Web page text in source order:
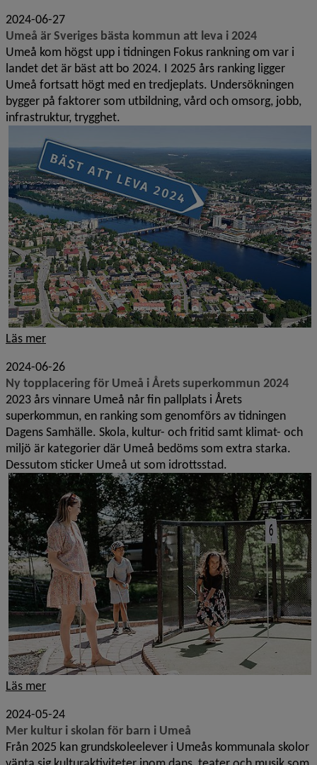
2024-06-27
Umeå är Sveriges bästa kommun att leva i 2024
Umeå kom högst upp i tidningen Fokus rankning om var i
landet det är bäst att bo 2024. I 2025 års ranking ligger
Umeå fortsatt högt med en tredjeplats. Undersökningen
bygger på faktorer som utbildning, vård och omsorg, jobb,
infrastruktur, trygghet.
Läs mer
2024-06-26
Ny topplacering för Umeå i Årets superkommun 2024
2023 års vinnare Umeå når fin pallplats i Årets
superkommun, en ranking som genomförs av tidningen
Dagens Samhälle. Skola, kultur- och fritid samt klimat- och
miljö är kategorier där Umeå bedöms som extra starka.
Dessutom sticker Umeå ut som idrottsstad.
Läs mer
2024-05-24
Mer kultur i skolan för barn i Umeå
Från 2025 kan grundskoleelever i Umeås kommunala skolor